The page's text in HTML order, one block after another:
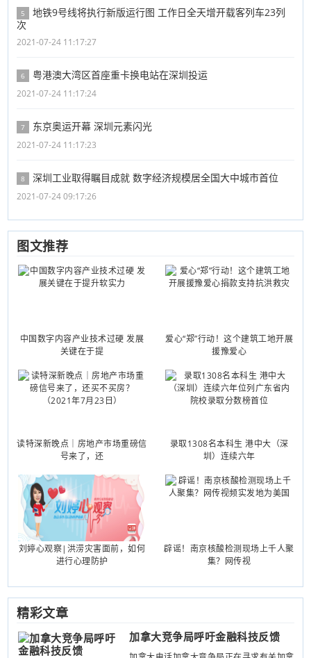
5
地铁9号线将执行新版运行图 工作日全天增开载客列车23列
次
2021-07-24 11:17:27
6 粤港澳大湾区首座重卡换电站在深圳投运
2021-07-24 11:17:24
7 东京奥运开幕 深圳元素闪光
2021-07-24 11:17:23
8 深圳工业取得瞩目成就 数字经济规模居全国大中城市首位
2021-07-24 09:17:26
图文推荐
中国数字内容产业技术过硬 发展
关键在于提
爱心“郑”行动！这个建筑工地开展
援豫爱心
读特深新晚点｜房地产市场重磅信
号来了，还
录取1308名本科生 港中大（深
圳）连续六年
刘婷心观察|洪涝灾害面前，如何
进行心理防护
辟谣！南京核酸检测现场上千人聚
集？网传视
精彩文章
加拿大竞争局呼吁金融科技反馈